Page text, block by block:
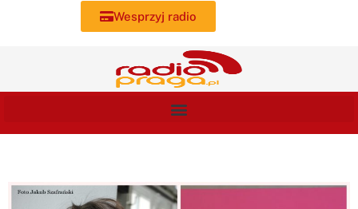
Wesprzyj radio